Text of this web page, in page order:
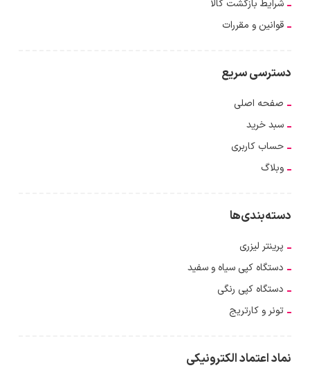
شرایط بازگشت کالا
قوانین و مقررات
دسترسی سریع
صفحه اصلی
سبد خرید
حساب کاربری
وبلاگ
دسته‌بندی‌ها
پرینتر لیزری
دستگاه کپی سیاه و سفید
دستگاه کپی رنگی
تونر و کارتریج
نماد اعتماد الکترونیکی